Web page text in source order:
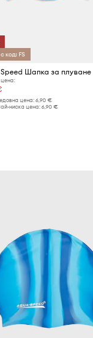
код: FS
Шапка за плуване
цена: 6,90 €
ниска цена: 6,90 €